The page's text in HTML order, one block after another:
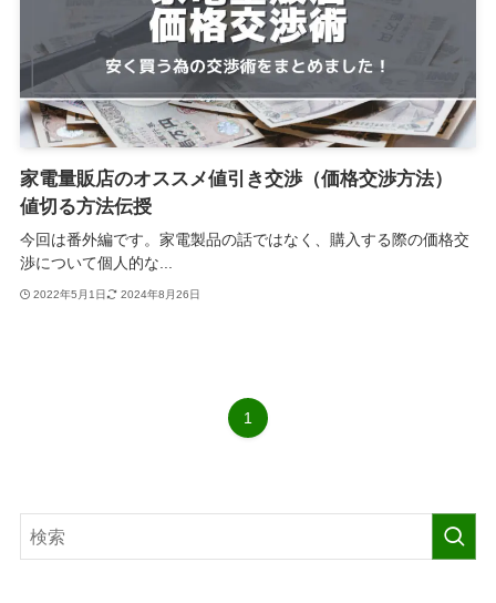
家電量販店のオススメ値引き交渉（価格交渉方法）
値切る方法伝授
今回は番外編です。家電製品の話ではなく、購入する際の価格交
渉について個人的な...
2022年5月1日 2024年8月26日
1